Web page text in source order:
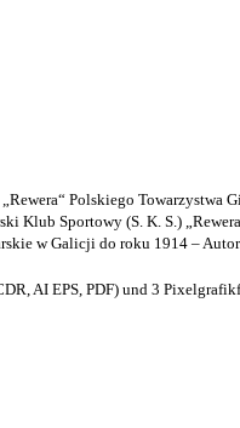
Polskiego Towarzystwa
Klub Sportowy (S. K. S.)
w Galicji do roku 1914 –
AI EPS, PDF) und 3